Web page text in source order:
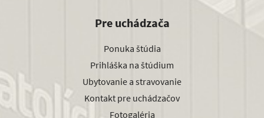
Pre uchádzača
Ponuka štúdia
Prihláška na štúdium
Ubytovanie a stravovanie
Kontakt pre uchádzačov
Fotogaléria